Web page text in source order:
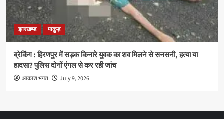
झारखण्ड पाकुड़
ब्रेकिंग : हिरणपुर में सड़क किनारे युवक का शव मिलने से सनसनी, हत्या या
हादसा? पुलिस दोनों एंगल से कर रही जांच
आकाश भगत July 9, 2026